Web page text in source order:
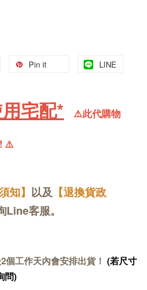
Pin it LINE
宅配* ⚠️此代購物
⚠️
知】 以及 【退換貨政
Line客服。
工作天內會安排出貨！ (若尺寸
問)